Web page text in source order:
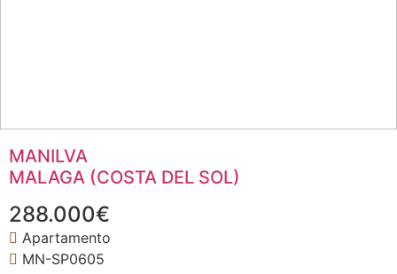
MANILVA
MALAGA (COSTA DEL SOL)
288.000€
Apartamento
MN-SP0605